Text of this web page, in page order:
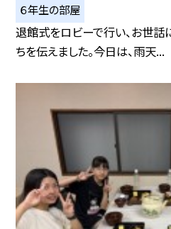
６年生の部屋
退館式をロビーで行い、お世
ちを伝えました。今日は、雨天...